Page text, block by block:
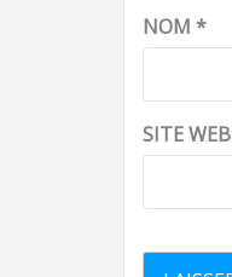
NOM *
SITE WEB